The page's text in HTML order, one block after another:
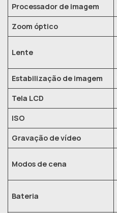
Processador de imagem
Zoom óptico
Lente
Estabilização de imagem
Tela LCD
ISO
Gravação de vídeo
Modos de cena
Bateria